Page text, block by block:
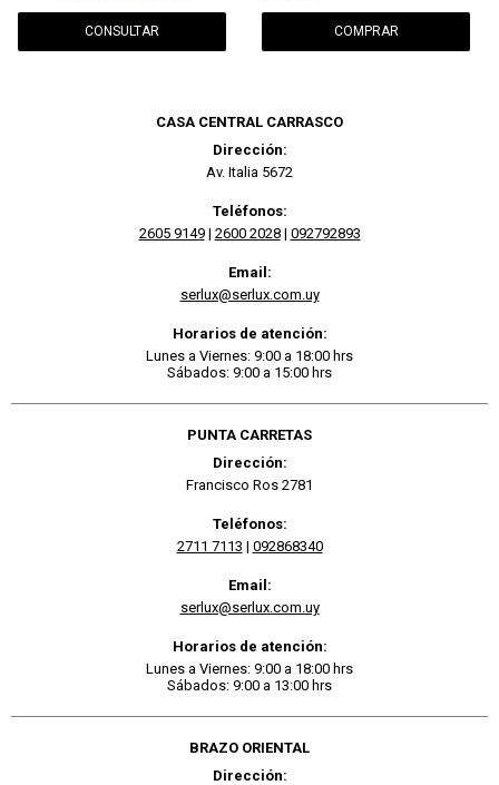
CONSULTAR
CASA CENTRAL CARRASCO
Dirección:
Av. Italia 5672
Teléfonos:
2605 9149| 2600 2028| 092792893
Email:
serlux@serlux.com.uy
Horarios de atención:
Lunes a Viernes: 9:00 a 18:00 hrs
Sábados: 9:00 a 15:00 hrs
PUNTA CARRETAS
Dirección:
Francisco Ros 2781
Teléfonos:
2711 7113 | 092868340
Email:
serlux@serlux.com.uy
Horarios de atención:
Lunes a Viernes: 9:00 a 18:00 hrs
Sábados: 9:00 a 13:00 hrs
BRAZO ORIENTAL
Dirección: